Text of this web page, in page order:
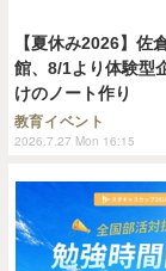
【夏休み2026】佐
館、8/1より体験型
けのノート作り
教育イベント
2026.7.27 Mon 16:15